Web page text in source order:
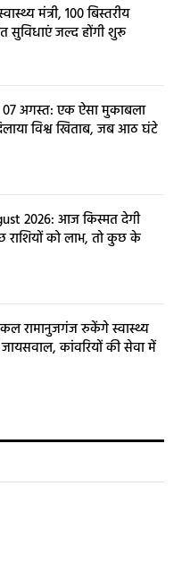
मंत्री, 100 बिस्तरीय
सुविधाएं जल्द होंगी शुरू
07 अगस्त: एक ऐसा मुकाबला
विश्व खिताब, जब आठ घंटे
2026: आज किस्मत देगी
को लाभ, तो कुछ के
रामानुजगंज रुकेंगे स्वास्थ्य
जायसवाल, कांवरियों की सेवा में